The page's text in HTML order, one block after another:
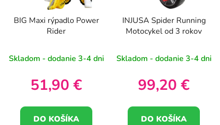
BIG Maxi rýpadlo Power
Rider
Skladom - dodanie 3-4 dni
51,90 €
DO KOŠÍKA
INJUSA Spider Running
Motocykel od 3 rokov
Skladom - dodanie 3-4 dni
99,20 €
DO KOŠÍKA